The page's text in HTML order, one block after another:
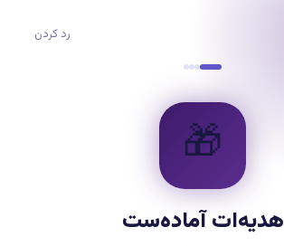
رد کردن
🎁
هدیه‌ات آماده‌ست